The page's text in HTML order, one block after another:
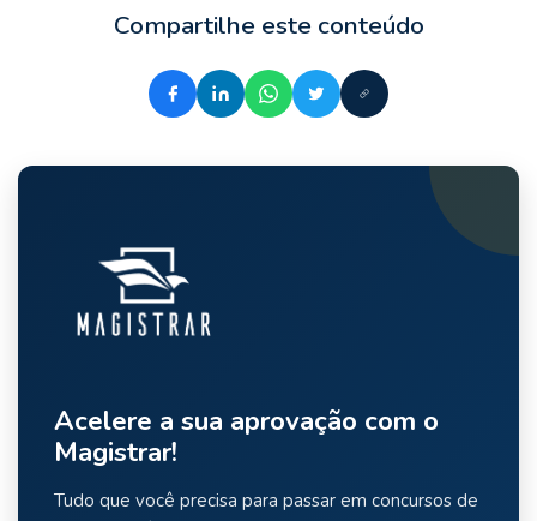
Compartilhe este conteúdo
Acelere a sua aprovação com o
Magistrar!
Tudo que você precisa para passar em concursos de